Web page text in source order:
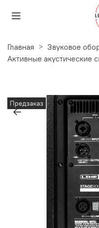
Главная Звуковое
Активные акустические
Предзаказ